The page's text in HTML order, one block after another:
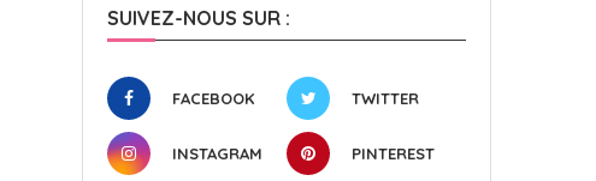
SUIVEZ-NOUS SUR :
FACEBOOK TWITTER
INSTAGRAM PINTEREST